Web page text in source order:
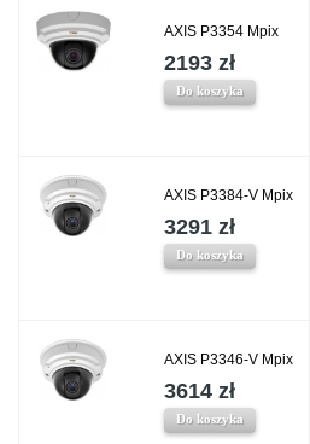
AXIS P3354 Mpix
2193 zł
Do koszyka
AXIS P3384-V Mpix
3291 zł
Do koszyka
AXIS P3346-V Mpix
3614 zł
Do koszyka